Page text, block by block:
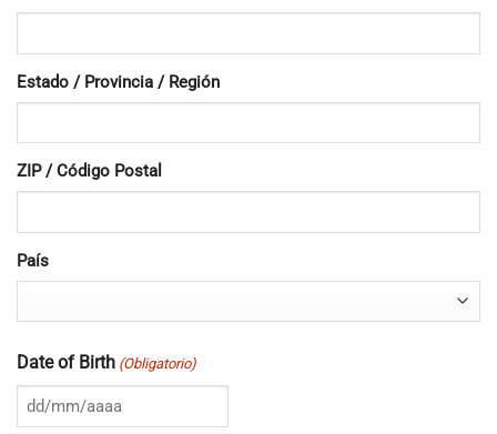
Estado / Provincia / Región
ZIP / Código Postal
País
Date of Birth (Obligatorio)
DD